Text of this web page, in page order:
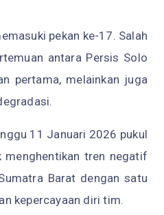
pekan ke-17. Salah
antara Persis Solo
pertama, melainkan juga
11 Januari 2026 pukul
tren negatif
Barat dengan satu
kepercayaan diri tim.